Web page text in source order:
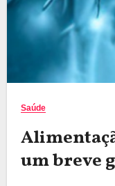
Saúde
um breve